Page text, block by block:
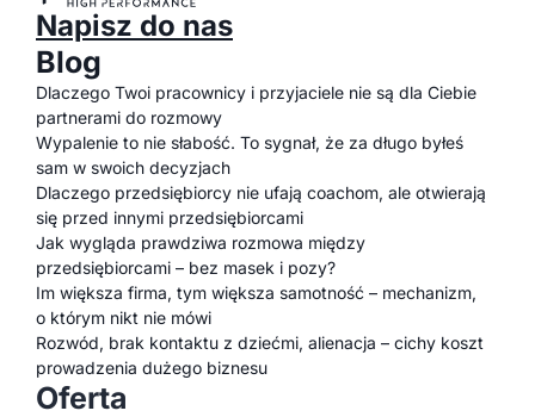
Napisz do nas
Blog
Dlaczego Twoi pracownicy i przyjaciele nie są dla Ciebie
partnerami do rozmowy
Wypalenie to nie słabość. To sygnał, że za długo byłeś
sam w swoich decyzjach
Dlaczego przedsiębiorcy nie ufają coachom, ale otwierają
się przed innymi przedsiębiorcami
Jak wygląda prawdziwa rozmowa między
przedsiębiorcami – bez masek i pozy?
Im większa firma, tym większa samotność – mechanizm,
o którym nikt nie mówi
Rozwód, brak kontaktu z dziećmi, alienacja – cichy koszt
prowadzenia dużego biznesu
Oferta